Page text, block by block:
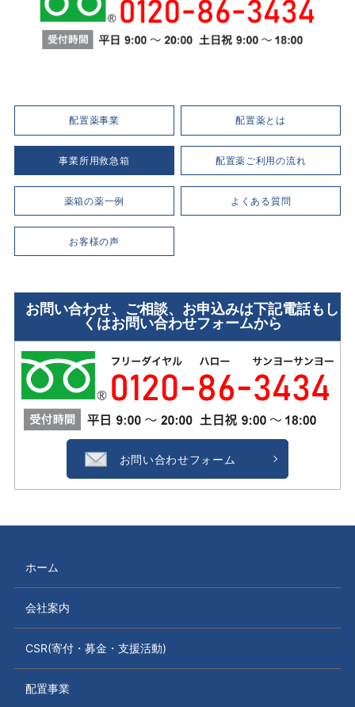
配置薬事業 配置薬とは
事業所用救急箱 配置薬ご利用の流れ
薬箱の薬一例 よくある質問
お客様の声
お問い合わせ、ご相談、お申込みは下記電話もし
くはお問い合わせフォームから
お問い合わせフォーム
ホーム
会社案内
CSR(寄付・募金・支援活動)
配置事業